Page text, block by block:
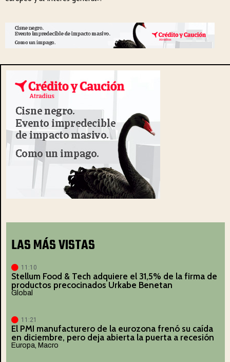
LAS MÁS VISTAS
11:10
Stellum Food & Tech adquiere el 31,5% de la firma de
productos precocinados Urkabe Benetan
Global
11:21
El PMI manufacturero de la eurozona frenó su caída
en diciembre, pero deja abierta la puerta a recesión
Europa Macro